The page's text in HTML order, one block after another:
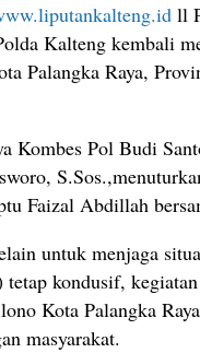
ll
Kalteng kembali
Palangka Raya,
Kombes Pol Budi
Faizal Abdillah
untuk menjaga
tetap kondusif,
Kota Palangka
masyarakat.